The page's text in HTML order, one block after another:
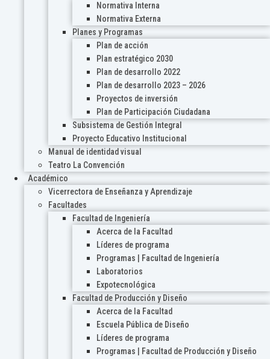
Normativa Interna
Normativa Externa
Planes y Programas
Plan de acción
Plan estratégico 2030
Plan de desarrollo 2022
Plan de desarrollo 2023 – 2026
Proyectos de inversión
Plan de Participación Ciudadana
Subsistema de Gestión Integral
Proyecto Educativo Institucional
Manual de identidad visual
Teatro La Convención
Académico
Vicerrectora de Enseñanza y Aprendizaje
Facultades
Facultad de Ingeniería
Acerca de la Facultad
Líderes de programa
Programas | Facultad de Ingeniería
Laboratorios
Expotecnológica
Facultad de Producción y Diseño
Acerca de la Facultad
Escuela Pública de Diseño
Líderes de programa
Programas | Facultad de Producción y Diseño